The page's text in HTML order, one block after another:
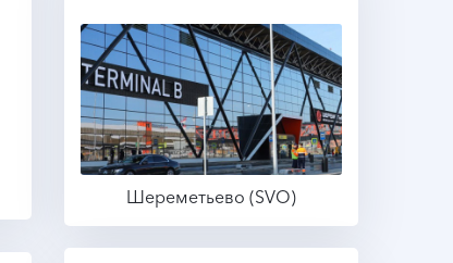
Подробнее
Шереметьево (SVO)